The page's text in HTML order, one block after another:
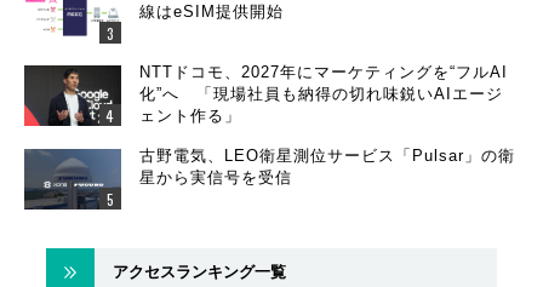
線はeSIM提供開始
NTTドコモ、2027年にマーケティングを“フルAI
化”へ 「現場社員も納得の切れ味鋭いAIエージ
ェント作る」
古野電気、LEO衛星測位サービス「Pulsar」の衛
星から実信号を受信
アクセスランキング一覧